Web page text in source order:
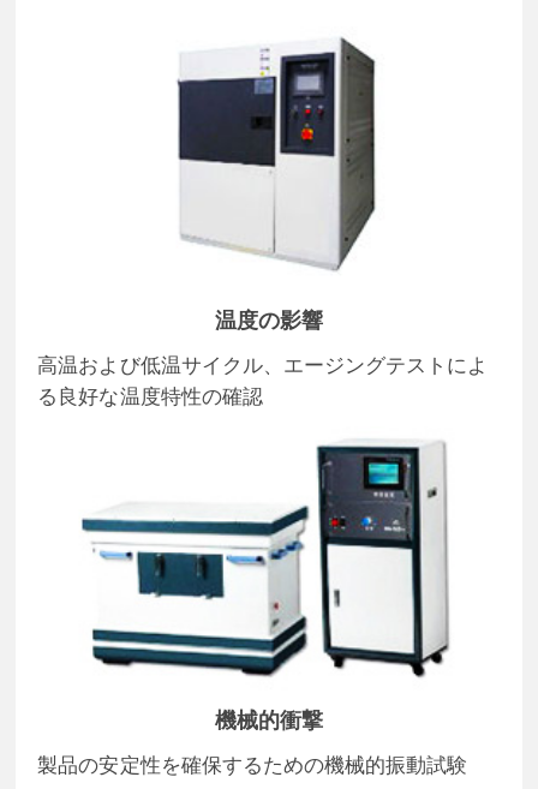
温度の影響
高温および低温サイクル、エージングテストによ
る良好な温度特性の確認
機械的衝撃
製品の安定性を確保するための機械的振動試験